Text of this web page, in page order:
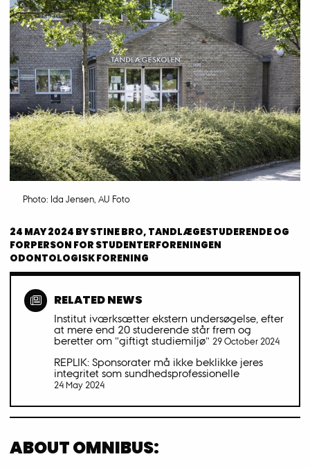
Photo: Ida Jensen, AU Foto
24 MAY 2024 BYSTINE BRO, TANDLÆGESTUDERENDE OG
FORPERSON FOR STUDENTERFORENINGEN
ODONTOLOGISK FORENING
RELATED NEWS
Institut iværksætter ekstern undersøgelse, efter
at mere end 20 studerende står frem og
beretter om ”giftigt studiemiljø” 29 October 2024
REPLIK: Sponsorater må ikke beklikke jeres
integritet som sundhedsprofessionelle
24 May 2024
ABOUT OMNIBUS: